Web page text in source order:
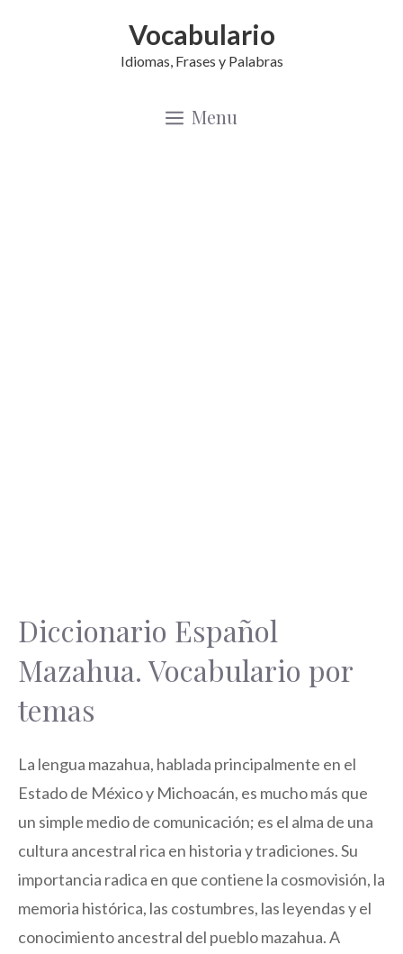
Vocabulario
Idiomas, Frases y Palabras
Menu
Diccionario Español
Mazahua. Vocabulario por
temas
La lengua mazahua, hablada principalmente en el
Estado de México y Michoacán, es mucho más que
un simple medio de comunicación; es el alma de una
cultura ancestral rica en historia y tradiciones. Su
importancia radica en que contiene la cosmovisión, la
memoria histórica, las costumbres, las leyendas y el
conocimiento ancestral del pueblo mazahua. A